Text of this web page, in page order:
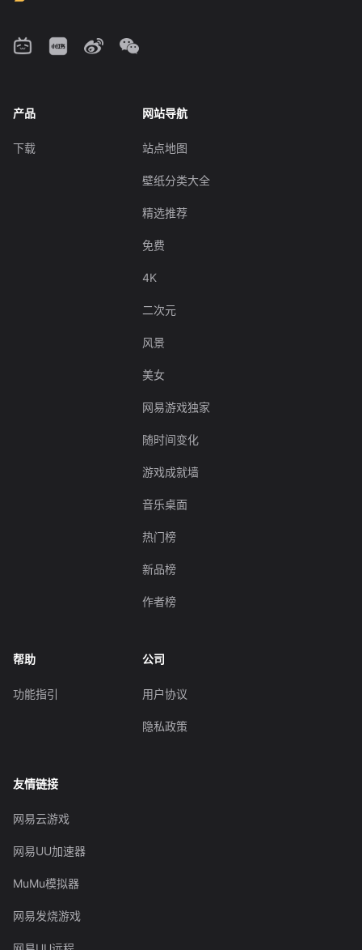
产品
下载
网站导航
站点地图
壁纸分类大全
精选推荐
免费
4K
二次元
风景
美女
网易游戏独家
随时间变化
游戏成就墙
音乐桌面
热门榜
新品榜
作者榜
帮助
功能指引
公司
用户协议
隐私政策
友情链接
网易云游戏
网易UU加速器
MuMu模拟器
网易发烧游戏